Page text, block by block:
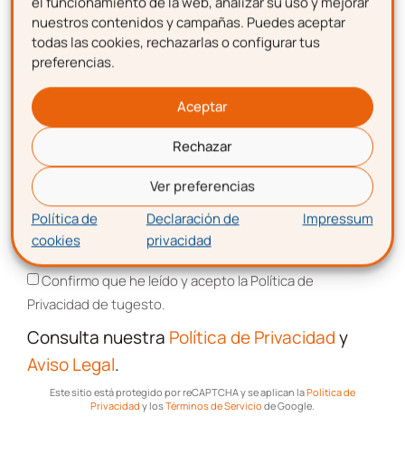
nuestros contenidos y campañas. Puedes aceptar
todas las cookies, rechazarlas o configurar tus
preferencias.
Aceptar
Rechazar
Ver preferencias
Política de
cookies
Declaración de
privacidad
Impressum
Consulta nuestraPolítica de Privacidad
yAviso Legal.
SUSCRIBIRME
Descarga gratisla
Apellidos
Correo electrónico
Aceptación de términos y condiciones
Confirmo que he leído y acepto la Política de
Privacidad de tugesto.
Consulta nuestra Política de Privacidady
Aviso Legal.
Este sitio está protegido por reCAPTCHA y se aplican laPolítica de
Privacidad y losTérminos de Servicio de Google.